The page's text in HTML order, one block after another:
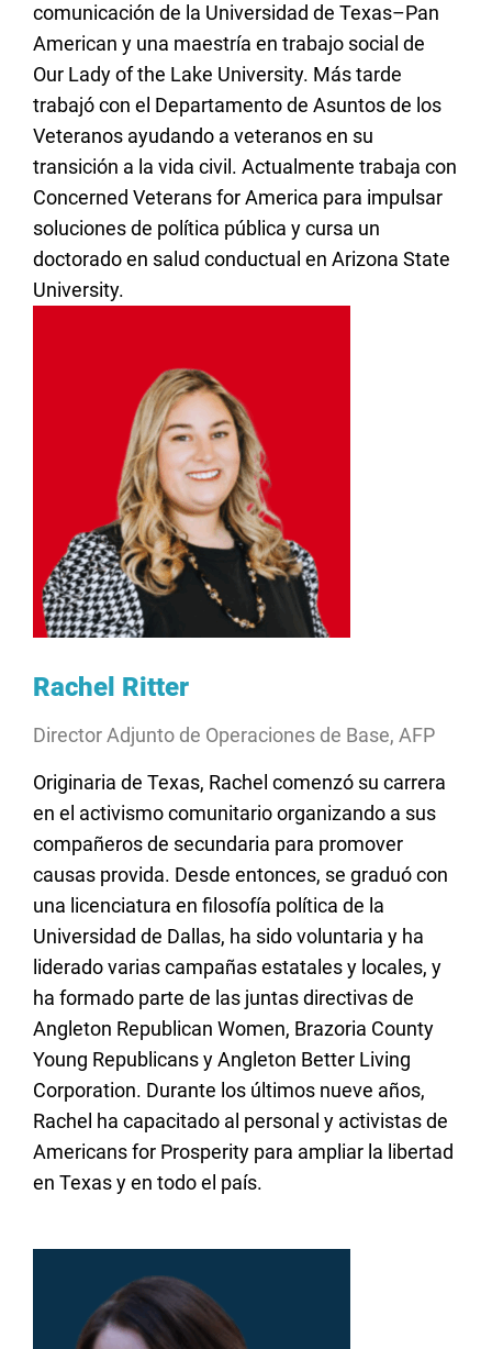
comunicación de la Universidad de Texas–Pan
American y una maestría en trabajo social de
Our Lady of the Lake University. Más tarde
trabajó con el Departamento de Asuntos de los
Veteranos ayudando a veteranos en su
transición a la vida civil. Actualmente trabaja con
Concerned Veterans for America para impulsar
soluciones de política pública y cursa un
doctorado en salud conductual en Arizona State
University.
Rachel Ritter
Director Adjunto de Operaciones de Base, AFP
Originaria de Texas, Rachel comenzó su carrera
en el activismo comunitario organizando a sus
compañeros de secundaria para promover
causas provida. Desde entonces, se graduó con
una licenciatura en filosofía política de la
Universidad de Dallas, ha sido voluntaria y ha
liderado varias campañas estatales y locales, y
ha formado parte de las juntas directivas de
Angleton Republican Women, Brazoria County
Young Republicans y Angleton Better Living
Corporation. Durante los últimos nueve años,
Rachel ha capacitado al personal y activistas de
Americans for Prosperity para ampliar la libertad
en Texas y en todo el país.